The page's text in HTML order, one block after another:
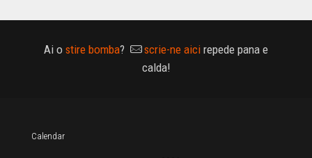
Ai o stire bomba? scrie-ne aici repede pana e
calda!
Calendar